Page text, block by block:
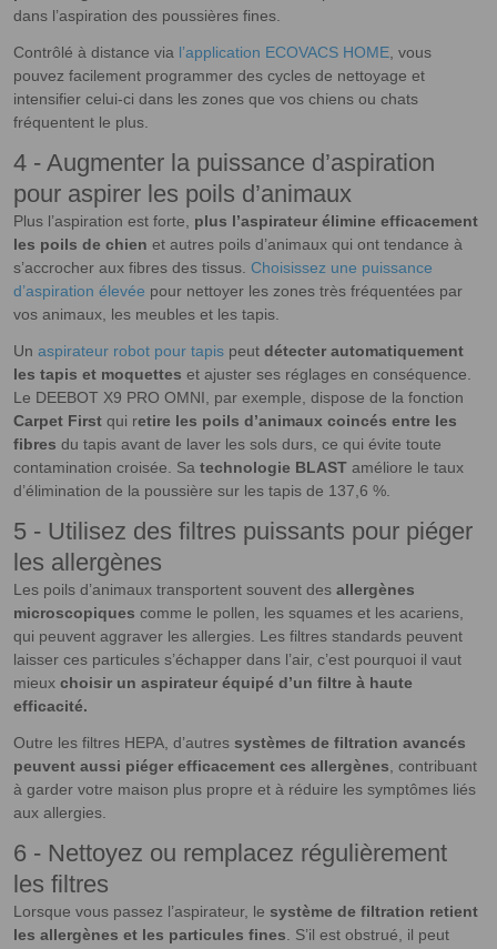
dans l’aspiration des poussières fines.
Contrôlé à distance via l’application ECOVACS HOME, vous
pouvez facilement programmer des cycles de nettoyage et
intensifier celui-ci dans les zones que vos chiens ou chats
fréquentent le plus.
4 - Augmenter la puissance d’aspiration
pour aspirer les poils d’animaux
Plus l’aspiration est forte, plus l’aspirateur élimine efficacement
les poils de chien et autres poils d’animaux qui ont tendance à
s’accrocher aux fibres des tissus. Choisissez une puissance
d’aspiration élevée pour nettoyer les zones très fréquentées par
vos animaux, les meubles et les tapis.
Un aspirateur robot pour tapis peut détecter automatiquement
les tapis et moquettes et ajuster ses réglages en conséquence.
Le DEEBOT X9 PRO OMNI, par exemple, dispose de la fonction
Carpet First qui retire les poils d’animaux coincés entre les
fibres du tapis avant de laver les sols durs, ce qui évite toute
contamination croisée. Sa technologie BLAST améliore le taux
d’élimination de la poussière sur les tapis de 137,6 %.
5 - Utilisez des filtres puissants pour piéger
les allergènes
Les poils d’animaux transportent souvent des allergènes
microscopiques comme le pollen, les squames et les acariens,
qui peuvent aggraver les allergies. Les filtres standards peuvent
laisser ces particules s’échapper dans l’air, c’est pourquoi il vaut
mieux choisir un aspirateur équipé d’un filtre à haute
efficacité.
Outre les filtres HEPA, d’autres systèmes de filtration avancés
peuvent aussi piéger efficacement ces allergènes, contribuant
à garder votre maison plus propre et à réduire les symptômes liés
aux allergies.
6 - Nettoyez ou remplacez régulièrement
les filtres
Lorsque vous passez l’aspirateur, le système de filtration retient
les allergènes et les particules fines. S’il est obstrué, il peut